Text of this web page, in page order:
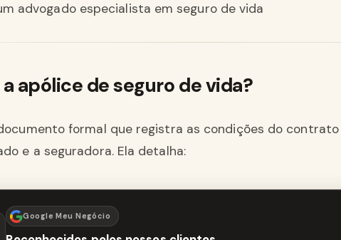
advogado especialista em seguro de vida
a apólice de seguro de vida?
formal que registra as condições do
e a seguradora. Ela detalha:
Google Meu Negócio